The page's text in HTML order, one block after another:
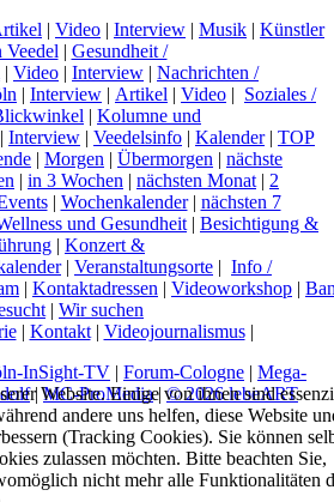
| Video | Interview | Musik | Künstler
Veedel | Gesundheit /
| Video | Interview | Nachrichten /
| Interview | Artikel | Video | Soziales /
| Kolumne und
| Interview | Veedelsinfo | Kalender| TOP
| Morgen | Übermorgen | nächste
| in 3 Wochen | nächsten Monat | 2
| Wochenkalender| nächsten 7
und Gesundheit | Besichtigung &
| Konzert &
| Veranstaltungsorte | Info /
| Kontaktadressen | Videoworkshop |
| Wir suchen
| Kontakt| Videojournalismus|
InSight-TV | Forum-Cologne | Mega-
|MC-ProMedia|© 2026 lebeART
Website. Einige von ihnen sind
andere uns helfen, diese Website
(Tracking Cookies). Sie können
zulassen möchten. Bitte beachten Sie,
nicht mehr alle Funktionalitäten